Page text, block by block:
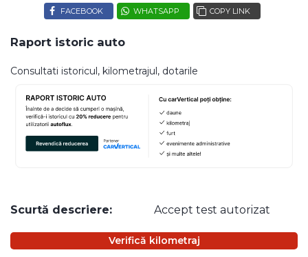
FACEBOOK WHATSAPP COPY LINK
Raport istoric auto
Consultati istoricul, kilometrajul, dotarile
Scurtă descriere: Accept test autorizat
Verifică kilometraj